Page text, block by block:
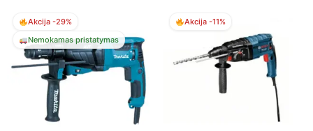
Akcija -29%
Nemokamas pristatymas
Akcija -11%